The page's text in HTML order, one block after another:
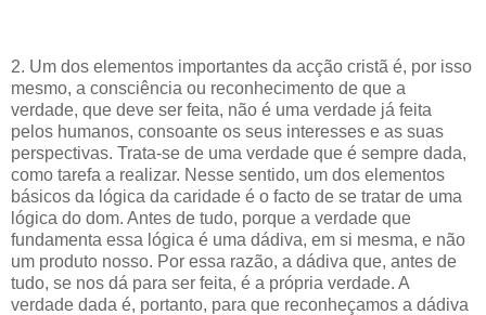
2. Um dos elementos importantes da acção cristã é, por isso
mesmo, a consciência ou reconhecimento de que a
verdade, que deve ser feita, não é uma verdade já feita
pelos humanos, consoante os seus interesses e as suas
perspectivas. Trata-se de uma verdade que é sempre dada,
como tarefa a realizar. Nesse sentido, um dos elementos
básicos da lógica da caridade é o facto de se tratar de uma
lógica do dom. Antes de tudo, porque a verdade que
fundamenta essa lógica é uma dádiva, em si mesma, e não
um produto nosso. Por essa razão, a dádiva que, antes de
tudo, se nos dá para ser feita, é a própria verdade. A
verdade dada é, portanto, para que reconheçamos a dádiva